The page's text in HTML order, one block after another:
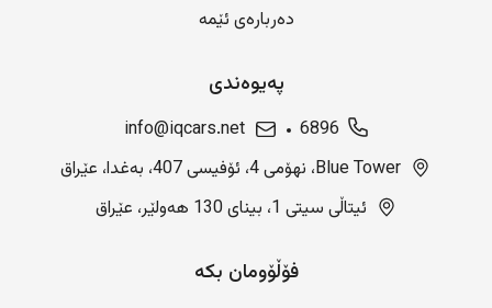
دەربارەی ئێمە
پەیوەندی
6896
info@iqcars.net
Blue Tower، نهۆمی 4، ئۆفیسی 407، بەغدا، عێراق
ئیتاڵی سیتی 1، بینای 130 هەولێر، عێراق
فۆڵۆومان بکە